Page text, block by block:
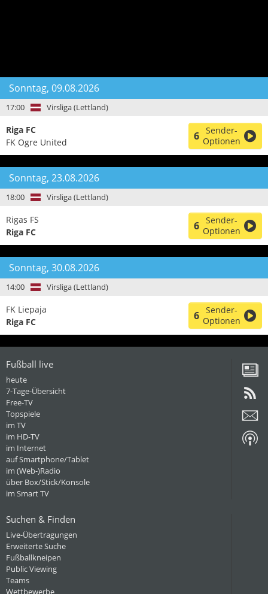
Sonntag, 09.08.2026
17:00 Virsliga (Lettland)
Riga FC
FK Ogre United
6 Sender-
Optionen
Sonntag, 23.08.2026
18:00 Virsliga (Lettland)
Rigas FS
Riga FC
6 Sender-
Optionen
Sonntag, 30.08.2026
14:00 Virsliga (Lettland)
FK Liepaja
Riga FC
6 Sender-
Optionen
Fußball live
heute
7-Tage-Übersicht
Free-TV
Topspiele
im TV
im HD-TV
im Internet
auf Smartphone/Tablet
im (Web-)Radio
über Box/Stick/Konsole
im Smart TV
Suchen & Finden
Live-Übertragungen
Erweiterte Suche
Fußballkneipen
Public Viewing
Teams
Wettbewerbe